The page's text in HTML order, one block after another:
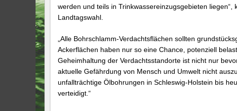
werden und teils in Trinkwassereinzugsgebieten
Landtagswahl.
„Alle Bohrschlamm-Verdachtsflächen sollten
Ackerflächen haben nur so eine Chance, potenziell
Geheimhaltung der Verdachtsstandorte ist nicht nur
aktuelle Gefährdung von Mensch und Umwelt nicht
unfallträchtige Ölbohrungen in Schleswig-Holstein bis
verteidigt.“